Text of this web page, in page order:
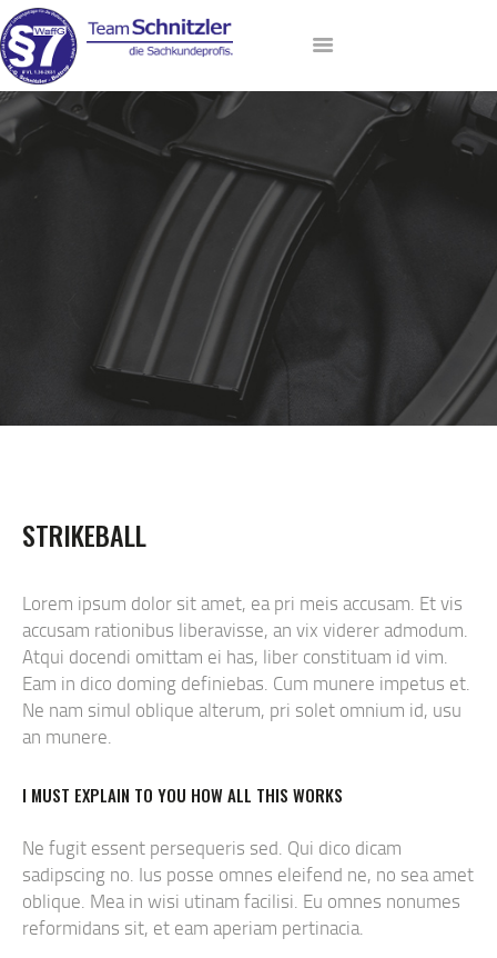
ANMELDUNG
AKTUELLE TERMINE
LEHRGANGSANGEBOT
DAS TEAM
VIP-LOUNGE
KONTAKT
STRIKEBALL
Lorem ipsum dolor sit amet, ea pri meis accusam. Et vis
accusam rationibus liberavisse, an vix viderer admodum.
Atqui docendi omittam ei has, liber constituam id vim.
Eam in dico doming definiebas. Cum munere impetus et.
Ne nam simul oblique alterum, pri solet omnium id, usu
an munere.
I MUST EXPLAIN TO YOU HOW ALL THIS WORKS
Ne fugit essent persequeris sed. Qui dico dicam
sadipscing no. Ius posse omnes eleifend ne, no sea amet
oblique. Mea in wisi utinam facilisi. Eu omnes nonumes
reformidans sit, et eam aperiam pertinacia.